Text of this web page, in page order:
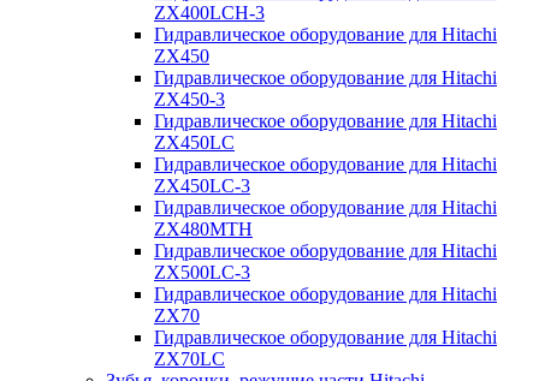
ZX400LCH-3
Гидравлическое оборудование для Hitachi
ZX450
Гидравлическое оборудование для Hitachi
ZX450-3
Гидравлическое оборудование для Hitachi
ZX450LC
Гидравлическое оборудование для Hitachi
ZX450LC-3
Гидравлическое оборудование для Hitachi
ZX480MTH
Гидравлическое оборудование для Hitachi
ZX500LC-3
Гидравлическое оборудование для Hitachi
ZX70
Гидравлическое оборудование для Hitachi
ZX70LC